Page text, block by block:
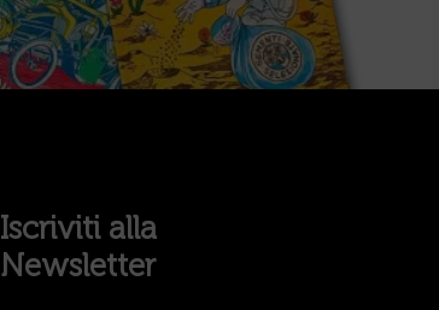
Iscriviti alla
Newsletter